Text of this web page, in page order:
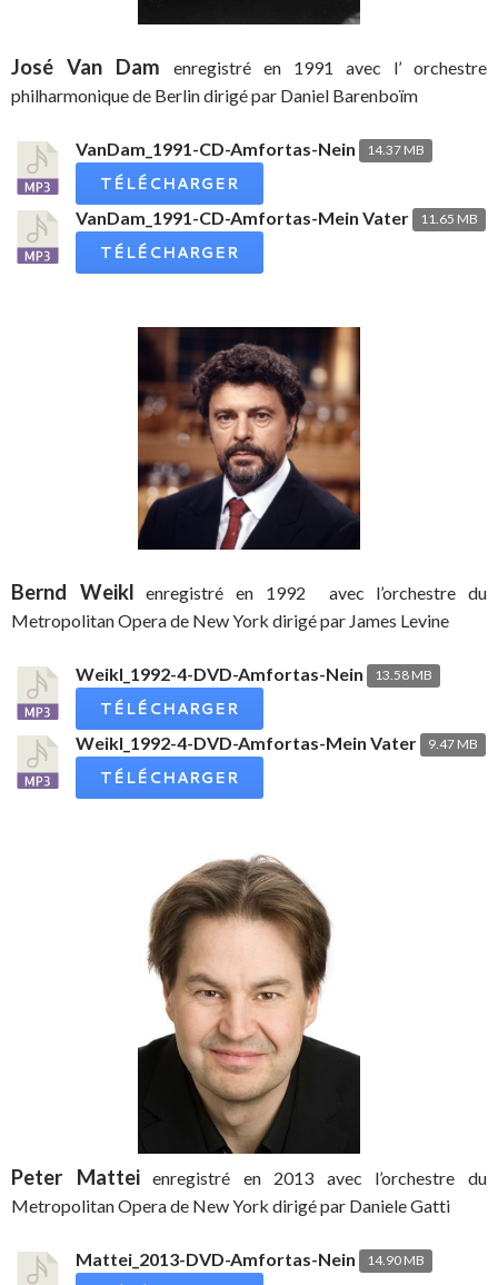
José Van Dam
enregistré en 1991 avec l’ orchestre
philharmonique de Berlin dirigé par Daniel Barenboïm
VanDam_1991-CD-Amfortas-Nein 14.37 MB
TÉLÉCHARGER
VanDam_1991-CD-Amfortas-Mein Vater
11.65 MB
TÉLÉCHARGER
Bernd Weikl enregistré en 1992 avec l’orchestre du
Metropolitan Opera de New York dirigé par James Levine
Weikl_1992-4-DVD-Amfortas-Nein 13.58 MB
TÉLÉCHARGER
Weikl_1992-4-DVD-Amfortas-Mein Vater
9.47 MB
TÉLÉCHARGER
Peter Matteienregistré en 2013 avec l’orchestre du
Metropolitan Opera de New York dirigé par Daniele Gatti
Mattei_2013-DVD-Amfortas-Nein 14.90 MB